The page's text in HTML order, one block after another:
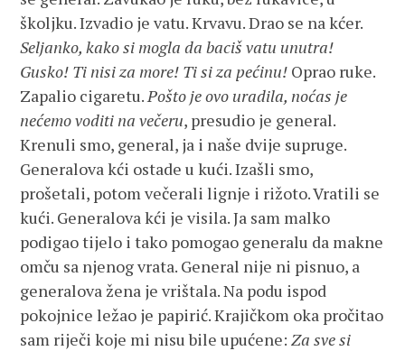
školjku. Izvadio je vatu. Krvavu. Drao se na kćer.
Seljanko, kako si mogla da baciš vatu unutra!
Gusko! Ti nisi za more! Ti si za pećinu! Oprao ruke.
Zapalio cigaretu.Pošto je ovo uradila, noćas je
nećemo voditi na večeru, presudio je general.
Krenuli smo, general, ja i naše dvije supruge.
Generalova kći ostade u kući. Izašli smo,
prošetali, potom večerali lignje i rižoto. Vratili se
kući. Generalova kći je visila. Ja sam malko
podigao tijelo i tako pomogao generalu da makne
omču sa njenog vrata. General nije ni pisnuo, a
generalova žena je vrištala. Na podu ispod
pokojnice ležao je papirić. Krajičkom oka pročitao
sam riječi koje mi nisu bile upućene:Za sve si